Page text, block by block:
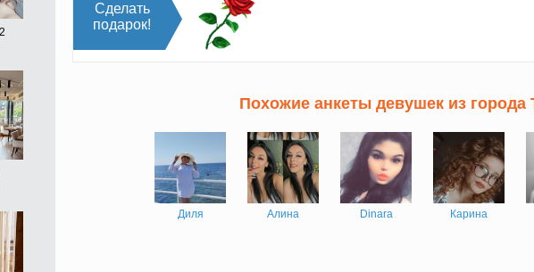
Сделать
подарок!
Похожие анкеты девушек из города
Диля Алина Dinara Карина